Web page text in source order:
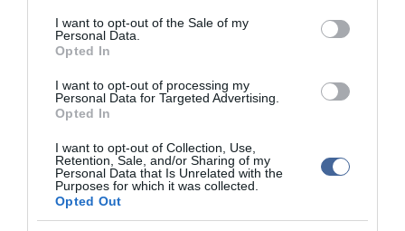
consent section.
I want to opt-out of the Sale of my
Personal Data.
Opted In
I want to opt-out of processing my
Personal Data for Targeted Advertising.
Opted In
I want to opt-out of Collection, Use,
Retention, Sale, and/or Sharing of my
Personal Data that Is Unrelated with the
Purposes for which it was collected.
Opted Out
József.
Rámutatott: a két frakció megbeszélésén - amelyet Ékes József
tagsági és tanácsnoki tisztségeket illetően". Reitter István például
egyházügyi tanácsnoki helyet kért havi 148 ezer 800 forintos
Horváth József emlékeztetett arra, hogy valóban felvetette
Schwartz Béla a két frakció megállapodását követően - még
mindenki jelen volt -, hogy zajlik egy ÁSZ-vizsgálat a városnál
(feljelentés alapján), s a továbbiakban ne tegyenek már